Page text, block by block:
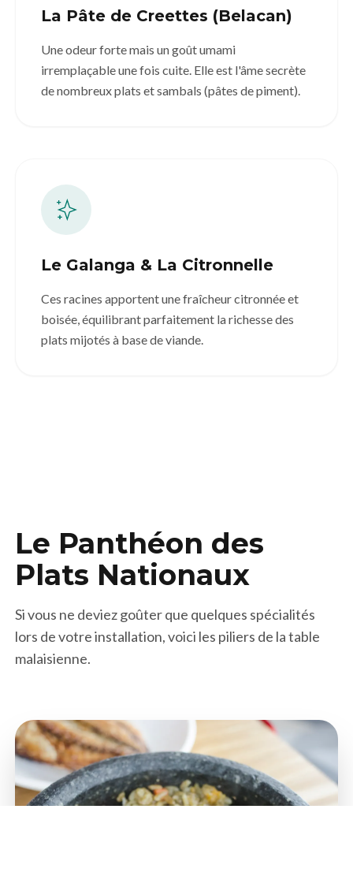
La Pâte de Creettes (Belacan)
Une odeur forte mais un goût umami
irremplaçable une fois cuite. Elle est l'âme secrète
de nombreux plats et sambals (pâtes de piment).
Le Galanga & La Citronnelle
Ces racines apportent une fraîcheur citronnée et
boisée, équilibrant parfaitement la richesse des
plats mijotés à base de viande.
Le Panthéon des
Plats Nationaux
Si vous ne deviez goûter que quelques spécialités
lors de votre installation, voici les piliers de la table
malaisienne.